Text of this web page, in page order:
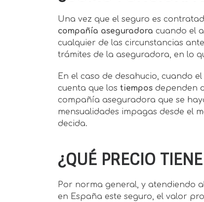
Una vez que el seguro es
compañía aseguradora cuando el
cualquier de las circunstancias
trámites de la aseguradora, en lo
En el caso de desahucio, cuando
cuenta que los tiempos dependen
compañía aseguradora que se
mensualidades impagas desde el
decida.
¿QUÉ PRECIO
Por norma general, y atendiendo
en España este seguro, el valor